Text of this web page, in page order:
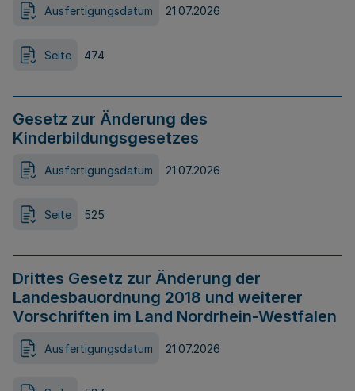
Ausfertigungsdatum 21.07.2026
Seite 474
Gesetz zur Änderung des
Kinderbildungsgesetzes
Ausfertigungsdatum 21.07.2026
Seite 525
Drittes Gesetz zur Änderung der
Landesbauordnung 2018 und weiterer
Vorschriften im Land Nordrhein-Westfalen
Ausfertigungsdatum 21.07.2026